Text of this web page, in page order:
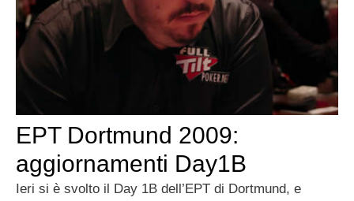
EPT Dortmund 2009:
aggiornamenti Day1B
Ieri si è svolto il Day 1B dell’EPT di Dortmund, e